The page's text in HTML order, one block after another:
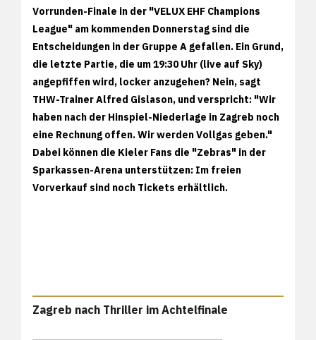
Vorrunden-Finale in der "VELUX EHF Champions
League" am kommenden Donnerstag sind die
Entscheidungen in der Gruppe A gefallen. Ein Grund,
die letzte Partie, die um 19:30 Uhr (live auf Sky)
angepfiffen wird, locker anzugehen? Nein, sagt
THW-Trainer Alfred Gislason, und verspricht: "Wir
haben nach der Hinspiel-Niederlage in Zagreb noch
eine Rechnung offen. Wir werden Vollgas geben."
Dabei können die Kieler Fans die "Zebras" in der
Sparkassen-Arena unterstützen: Im freien
Vorverkauf sind noch Tickets erhältlich.
Zagreb nach Thriller im Achtelfinale